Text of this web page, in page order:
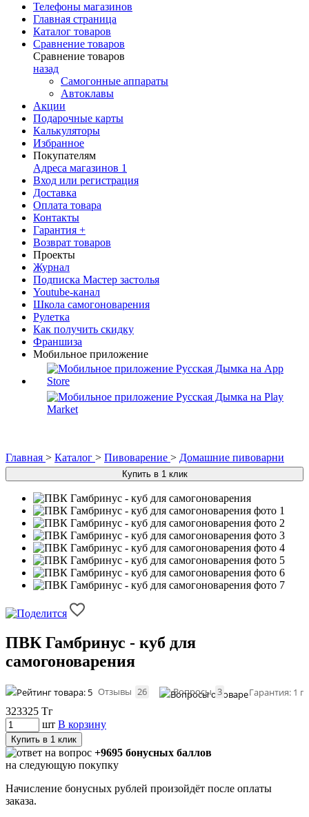
Телефоны магазинов
Главная страница
Каталог товаров
Сравнение товаров
Сравнение товаров
назад
Самогонные аппараты
Автоклавы
Акции
Подарочные карты
Калькуляторы
Избранное
Покупателям
Адреса магазинов 1
Вход или регистрация
Доставка
Оплата товара
Контакты
Гарантия +
Возврат товаров
Проекты
Журнал
Подписка Мастер застолья
Youtube-канал
Школа самогоноварения
Рулетка
Как получить скидку
Франшиза
Мобильное приложение
Главная > Каталог > Пивоварение > Домашние пивоварни
Купить в 1 клик
ПВК Гамбринус - куб для
самогоноварения
Отзывы 26 Вопросы 3 Гарантия: 1
323325 Тг
шт В корзину
Купить в 1 клик
+9695 бонусных баллов
на следующую покупку
Начисление бонусных рублей произойдёт после оплаты
заказа.